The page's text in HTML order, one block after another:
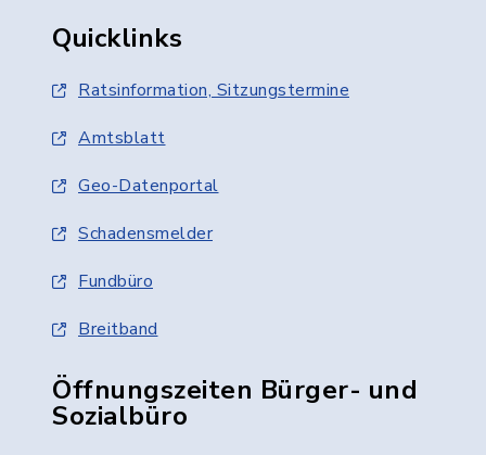
Quicklinks
Ratsinformation, Sitzungstermine
Amtsblatt
Geo-Datenportal
Schadensmelder
Fundbüro
Breitband
Öffnungszeiten Bürger- und
Sozialbüro